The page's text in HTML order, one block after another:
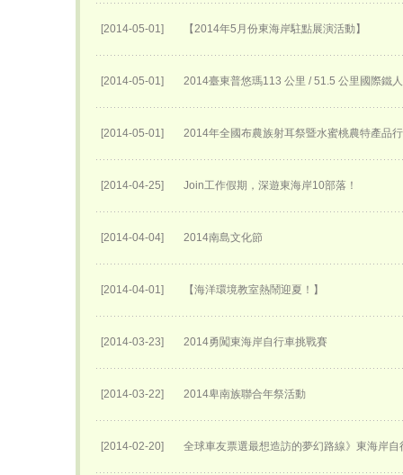
[2014-05-01] 【2014年5月份東海岸駐點展演活動】
[2014-05-01] 2014臺東普悠瑪113 公里 / 51.5 公里國際鐵
[2014-05-01] 2014年全國布農族射耳祭暨水蜜桃農特產品
[2014-04-25] Join工作假期，深遊東海岸10部落！
[2014-04-04] 2014南島文化節
[2014-04-01] 【海洋環境教室熱鬧迎夏！】
[2014-03-23] 2014勇闖東海岸自行車挑戰賽
[2014-03-22] 2014卑南族聯合年祭活動
[2014-02-20] 全球車友票選最想造訪的夢幻路線》東海岸